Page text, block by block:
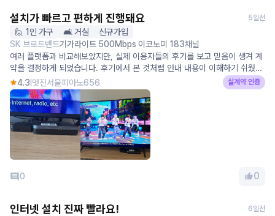
설치가 빠르고 편하게 진행돼요 5일전
🙋 1인 가구 🛋️ 거실
신규가입
SK 브로드밴드기가라이트 500Mbps 이코노미 183채널
여러 플랫폼과 비교해보았지만, 실제 이용자들의 후기를 보고 믿음이 생겨 계
약을 결정하게 되었습니다. 후기에서 본 것처럼 안내 내용이 이해하기 쉬웠고,
무엇보다 진행이 빨라 제가 원하는 일정에 맞춰 편하게 설치까지 받을 수 있었
습니다. 상담 중 궁금했던 부분도 하나씩 친절하게 설명해주셔서 부담 없이 진
행할 수 있었고, 설치 기사님도 약속한 시간에 맞춰 방문해 깔끔하게 마무리해
주셨습니다. 설치 후 TV와 인터넷도 문제없이 잘 사용하고 있어 전반적으로
만족스럽습니다.
4.3 멋진서울피아노656 실계약 인증
0 0
인터넷 설치 진짜 빨라요! 6일전